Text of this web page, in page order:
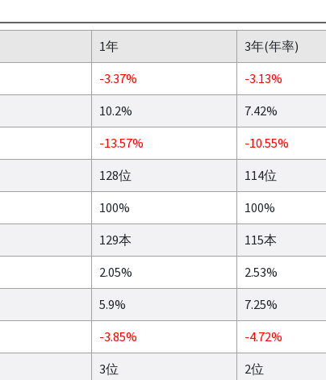
1年 3年(年率)
-3.37% -3.13%
10.2% 7.42%
-13.57% -10.55%
128位 114位
100% 100%
129本 115本
2.05% 2.53%
5.9% 7.25%
-3.85% -4.72%
3位 2位